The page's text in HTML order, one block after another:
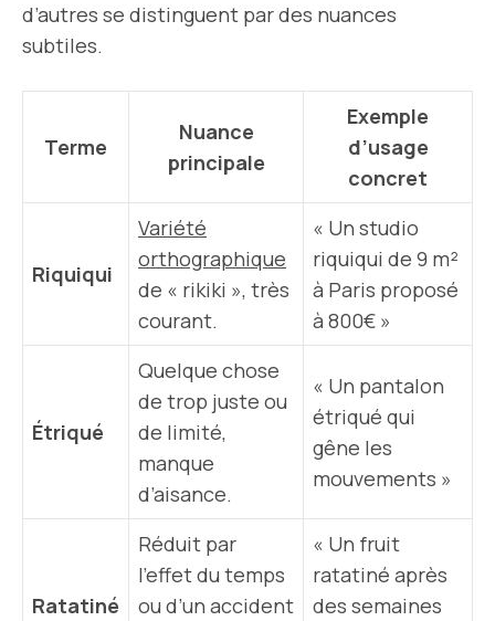
d’autres se distinguent par des nuances
subtiles.
Terme
Nuance
principale
Exemple
d’usage
concret
Riquiqui
Variété
orthographique
de « rikiki », très
courant.
« Un studio
riquiqui de 9 m²
à Paris proposé
à 800€ »
Étriqué
Quelque chose
de trop juste ou
de limité,
manque
d’aisance.
« Un pantalon
étriqué qui
gêne les
mouvements »
Ratatiné
Réduit par
l’effet du temps
ou d’un accident
« Un fruit
ratatiné après
des semaines